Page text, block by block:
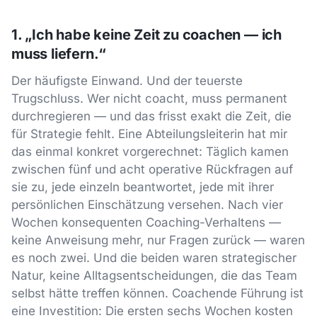
1. „Ich habe keine Zeit zu coachen — ich
muss liefern.“
Der häufigste Einwand. Und der teuerste
Trugschluss. Wer nicht coacht, muss permanent
durchregieren — und das frisst exakt die Zeit, die
für Strategie fehlt. Eine Abteilungsleiterin hat mir
das einmal konkret vorgerechnet: Täglich kamen
zwischen fünf und acht operative Rückfragen auf
sie zu, jede einzeln beantwortet, jede mit ihrer
persönlichen Einschätzung versehen. Nach vier
Wochen konsequenten Coaching-Verhaltens —
keine Anweisung mehr, nur Fragen zurück — waren
es noch zwei. Und die beiden waren strategischer
Natur, keine Alltagsentscheidungen, die das Team
selbst hätte treffen können. Coachende Führung ist
eine Investition: Die ersten sechs Wochen kosten